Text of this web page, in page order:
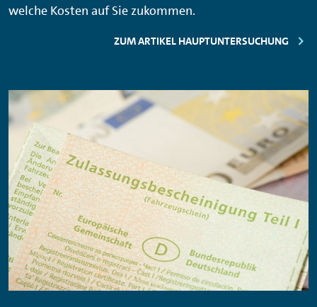
welche Kosten auf Sie zukommen.
ZUM ARTIKEL HAUPTUNTERSUCHUNG